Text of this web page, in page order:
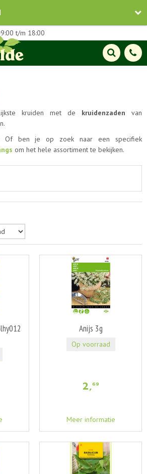
t/m 18:00
kruiden met de kruidenzaden van
Of ben je op zoek naar een specifiek
om het hele assortiment te bekijken.
Anijs 3g
2,69
Meer informatie
Op voorraad